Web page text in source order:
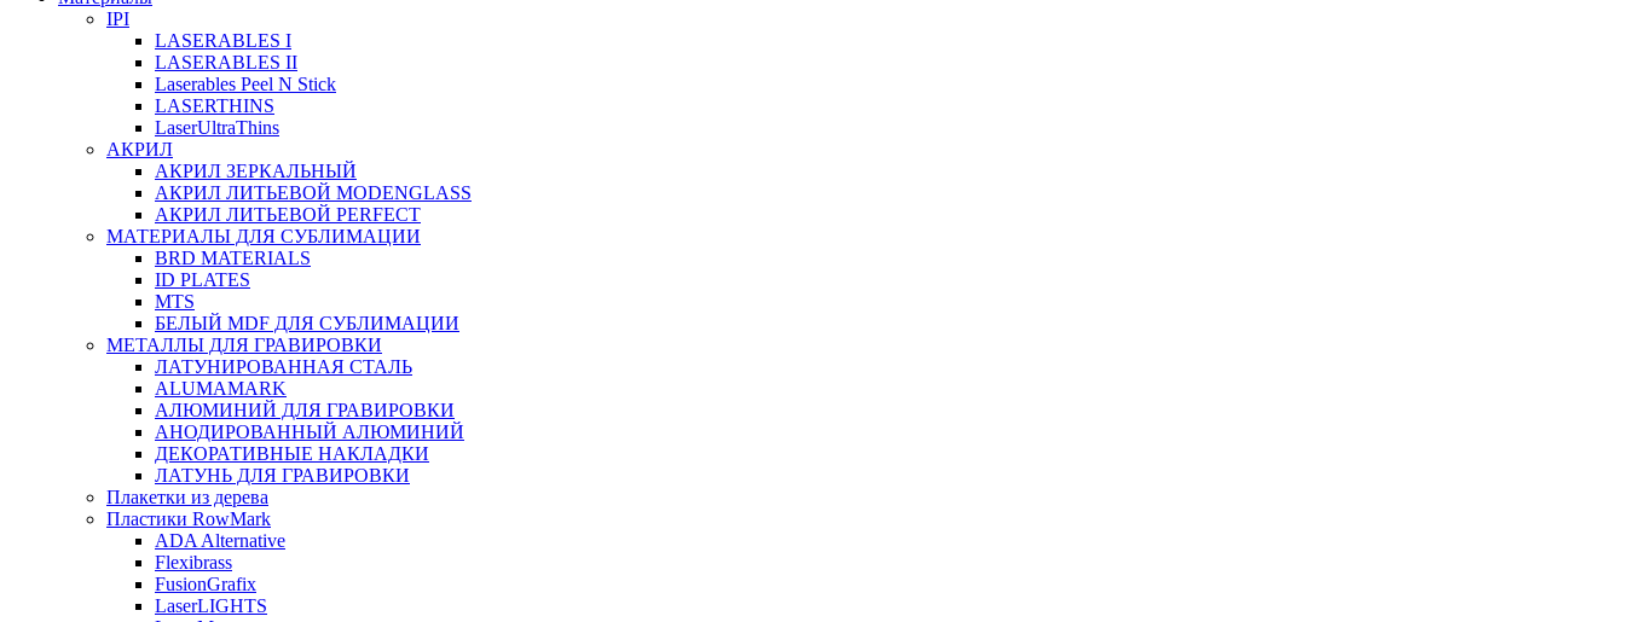
IPI
LASERABLES I
LASERABLES II
Laserables Peel N Stick
LASERTHINS
LaserUltraThins
АКРИЛ
АКРИЛ ЗЕРКАЛЬНЫЙ
АКРИЛ ЛИТЬЕВОЙ MODENGLASS
АКРИЛ ЛИТЬЕВОЙ PERFECT
МАТЕРИАЛЫ ДЛЯ СУБЛИМАЦИИ
BRD MATERIALS
ID PLATES
MTS
БЕЛЫЙ MDF ДЛЯ СУБЛИМАЦИИ
МЕТАЛЛЫ ДЛЯ ГРАВИРОВКИ
ЛАТУНИРОВАННАЯ СТАЛЬ
ALUMAMARK
АЛЮМИНИЙ ДЛЯ ГРАВИРОВКИ
АНОДИРОВАННЫЙ АЛЮМИНИЙ
ДЕКОРАТИВНЫЕ НАКЛАДКИ
ЛАТУНЬ ДЛЯ ГРАВИРОВКИ
Плакетки из дерева
Пластики RowMark
ADA Alternative
Flexibrass
FusionGrafix
LaserLIGHTS